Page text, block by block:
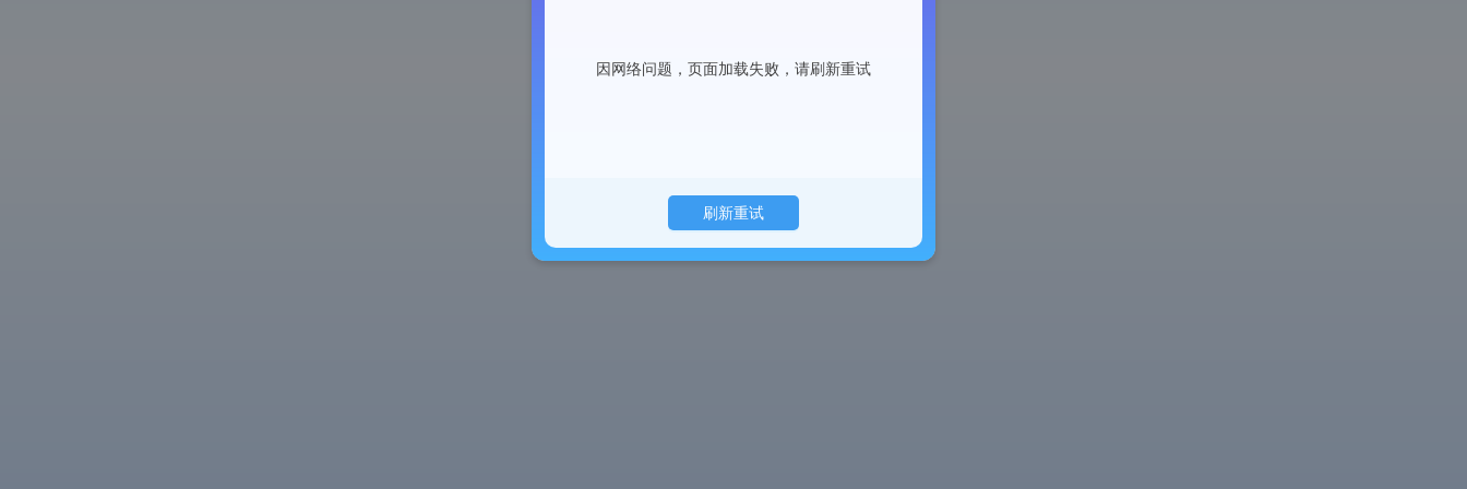
因网络问题，页面加载失败，请刷新重试
刷新重试